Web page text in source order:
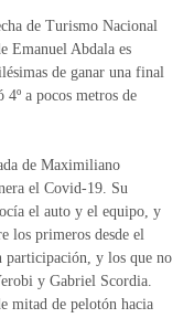
de Turismo Nacional
Emanuel Abdala es
de ganar una final
4º a pocos metros de
de Maximiliano
el Covid-19. Su
el auto y el equipo, y
los primeros desde el
participación, y los que no
y Gabriel Scordia.
mitad de pelotón hacia